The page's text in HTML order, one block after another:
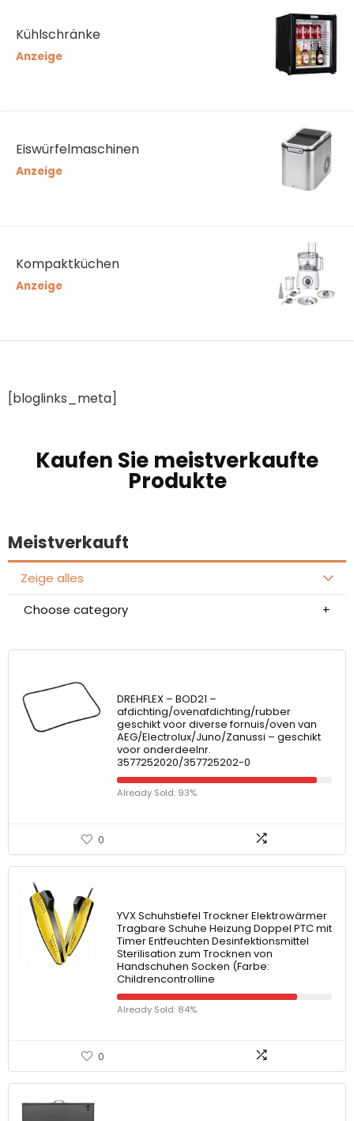
Kühlschränke
Anzeige
Eiswürfelmaschinen
Anzeige
Kompaktküchen
Anzeige
[bloglinks_meta]
Kaufen Sie meistverkaufte
Produkte
Meistverkauft
Zeige alles
Choose category
DREHFLEX – BOD21 –
afdichting/ovenafdichting/rubber
geschikt voor diverse fornuis/oven van
AEG/Electrolux/Juno/Zanussi – geschikt
voor onderdeelnr.
3577252020/357725202-0
Already Sold: 93%
0
YVX Schuhstiefel Trockner Elektrowärmer
Tragbare Schuhe Heizung Doppel PTC mit
Timer Entfeuchten Desinfektionsmittel
Sterilisation zum Trocknen von
Handschuhen Socken (Farbe:
Childrencontrolline
Already Sold: 84%
0